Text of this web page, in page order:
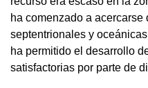
ha comenzado a acercarse
septentrionales y
ha permitido el desarrollo
satisfactorias por parte de